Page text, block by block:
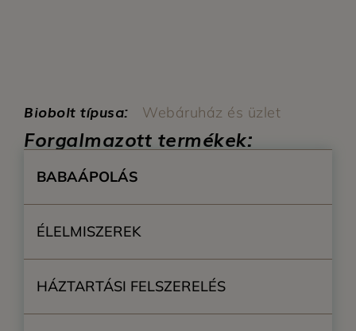
Biobolt típusa: Webáruház és üzlet
Forgalmazott termékek:
BABAÁPOLÁS
ÉLELMISZEREK
HÁZTARTÁSI FELSZERELÉS